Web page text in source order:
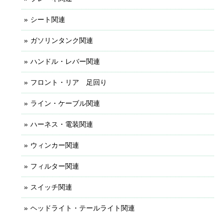
シート関連
ガソリンタンク関連
ハンドル・レバー関連
フロント・リア 足回り
ライン・ケーブル関連
ハーネス・電装関連
ウィンカー関連
フィルター関連
スイッチ関連
ヘッドライト・テールライト関連